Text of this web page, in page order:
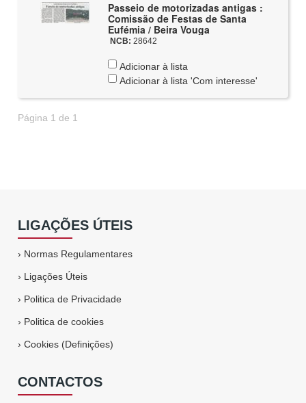
Passeio de motorizadas antigas :
Comissão de Festas de Santa
Eufémia / Beira Vouga
NCB: 28642
Adicionar à lista
Adicionar à lista 'Com interesse'
Página 1 de 1
LIGAÇÕES ÚTEIS
› Normas Regulamentares
› Ligações Úteis
› Politica de Privacidade
› Politica de cookies
›Cookies (Definições)
CONTACTOS